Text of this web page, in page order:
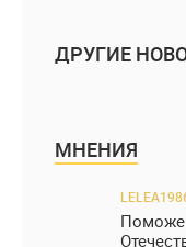
ДРУГИЕ
МНЕНИЯ